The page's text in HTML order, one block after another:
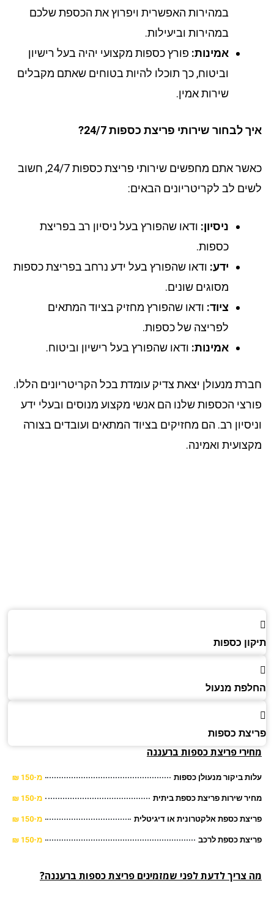
במהירות האפשרית ויפרוץ את הכספת שלכם
במהירות וביעילות.
אמינות:פורץ כספות מקצועי יהיה בעל רישיון
וביטוח, כך תוכלו להיות בטוחים שאתם מקבלים
שירות אמין.
לבחור שירותי פריצת כספות 24/7?
כאשר אתם מחפשים שירותי פריצת כספות 24/7, חשוב
לב לקריטריונים הבאים:
ניסיון:ודאו שהפורץ בעל ניסיון רב בפריצת
כספות.
ידע:
ודאו שהפורץ בעל ידע נרחב בפריצת כספות
מסוגים שונים.
ציוד: ודאו שהפורץ מחזיק בציוד המתאים
לפריצה של כספות.
אמינות:ודאו שהפורץ בעל רישיון וביטוח.
מנעולן יצאת צדיק עומדת בכל הקריטריונים הללו.
הכספות שלנו הם אנשי מקצוע מנוסים ובעלי ידע
רב. הם מחזיקים בציוד המתאים ועובדים בצורה
ואמינה.
כספות
מנעול
כספות
פריצת כספותברעננה
ביקור מנעולן כספות מ-150 ₪
שירות פריצת כספת ביתית מ-150 ₪
כספת אלקטרונית או דיגיטלית מ-150 ₪
כספת לרכב מ-150 ₪
צריך לדעת לפני שמזמינים פריצת כספות ברעננה?